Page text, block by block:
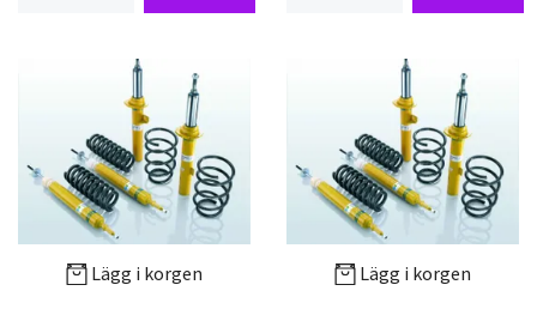
Lägg i korgen Lägg i korgen